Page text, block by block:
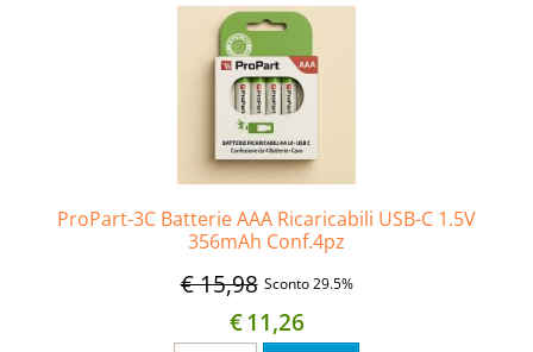
ProPart-3C Batterie AAA Ricaricabili USB-C 1.5V
356mAh Conf.4pz
€ 15,98 Sconto 29.5%
€11,26